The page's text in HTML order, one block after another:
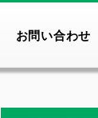
お問い合わせ